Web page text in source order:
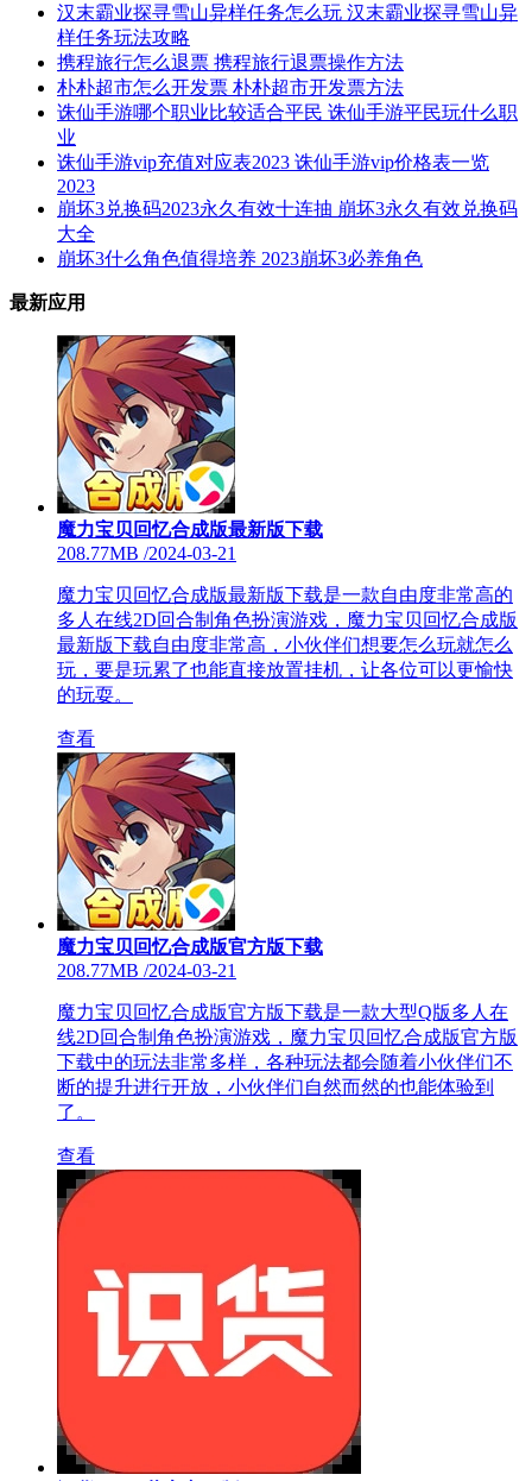
汉末霸业探寻雪山异样任务怎么玩 汉末霸业探寻雪山异
样任务玩法攻略
携程旅行怎么退票 携程旅行退票操作方法
朴朴超市怎么开发票 朴朴超市开发票方法
诛仙手游哪个职业比较适合平民 诛仙手游平民玩什么职
业
诛仙手游vip充值对应表2023 诛仙手游vip价格表一览
2023
崩坏3兑换码2023永久有效十连抽 崩坏3永久有效兑换码
大全
崩坏3什么角色值得培养 2023崩坏3必养角色
最新应用
魔力宝贝回忆合成版最新版下载
208.77MB /2024-03-21
魔力宝贝回忆合成版最新版下载是一款自由度非常高的
多人在线2D回合制角色扮演游戏，魔力宝贝回忆合成版
最新版下载自由度非常高，小伙伴们想要怎么玩就怎么
玩，要是玩累了也能直接放置挂机，让各位可以更愉快
的玩耍。
查看
魔力宝贝回忆合成版官方版下载
208.77MB /2024-03-21
魔力宝贝回忆合成版官方版下载是一款大型Q版多人在
线2D回合制角色扮演游戏，魔力宝贝回忆合成版官方版
下载中的玩法非常多样，各种玩法都会随着小伙伴们不
断的提升进行开放，小伙伴们自然而然的也能体验到
了。
查看